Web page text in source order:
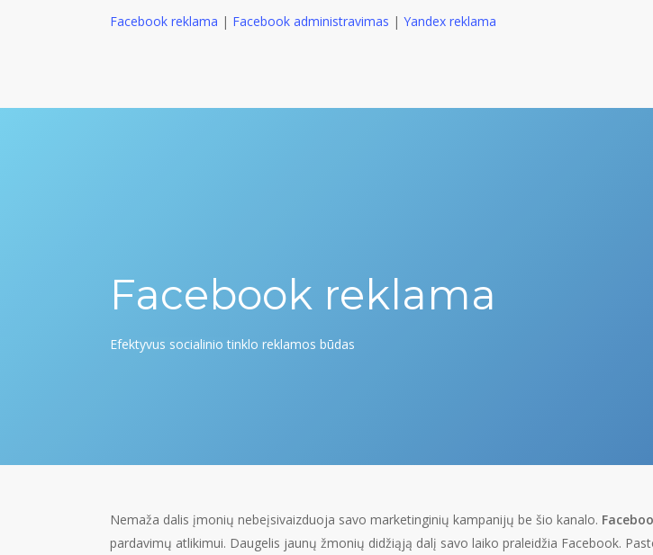
Facebook reklama | Facebook administravimas |Yandex reklama
Facebook reklama
Efektyvus socialinio tinklo reklamos būdas
Nemaža dalis įmonių nebeįsivaizduoja savo marketinginių kampanijų be šio kanalo.
pardavimų atlikimui. Daugelis jaunų žmonių didžiąją dalį savo laiko praleidžia Facebook.